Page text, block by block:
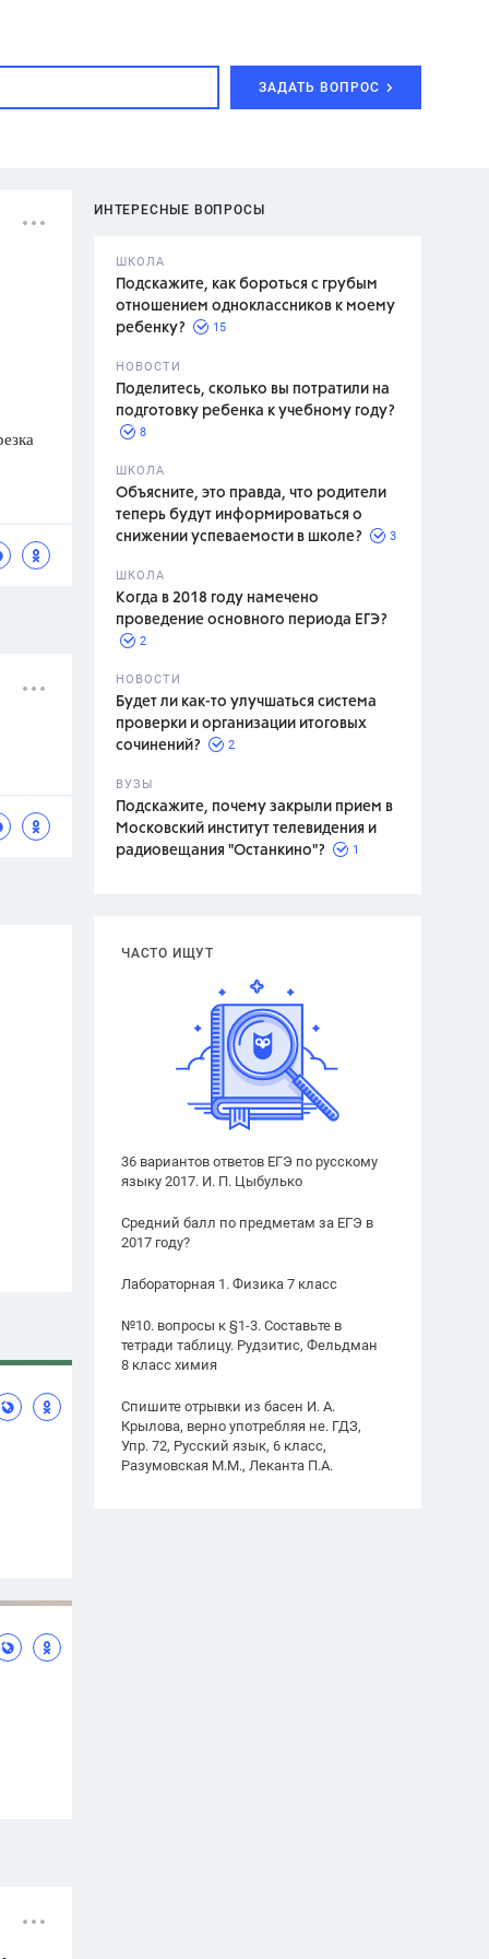
ЗАДАТЬ ВОПРОС
ИНТЕРЕСНЫЕ ВОПРОСЫ
ШКОЛА
Подскажите, как бороться с грубым
отношением одноклассников к моему
ребенку?
15
НОВОСТИ
Поделитесь, сколько вы потратили на
подготовку ребенка к учебному году?
8
ШКОЛА
Объясните, это правда, что родители
теперь будут информироваться о
снижении успеваемости в школе?
3
ШКОЛА
Когда в 2018 году намечено
проведение основного периода ЕГЭ?
2
НОВОСТИ
Будет ли как-то улучшаться система
проверки и организации итоговых
сочинений?
2
ВУЗЫ
Подскажите, почему закрыли прием в
Московский институт телевидения и
радиовещания "Останкино"?
1
ЧАСТО ИЩУТ
36 вариантов ответов ЕГЭ по русскому
языку 2017. И. П. Цыбулько
Средний балл по предметам за ЕГЭ в
2017 году?
Лабораторная 1. Физика 7 класс
№10. вопросы к §1-3. Составьте в
тетради таблицу. Рудзитис, Фельдман
8 класс химия
Спишите отрывки из басен И. А.
Крылова, верно употребляя не. ГДЗ,
Упр. 72, Русский язык, 6 класс,
Разумовская М.М., Леканта П.А.